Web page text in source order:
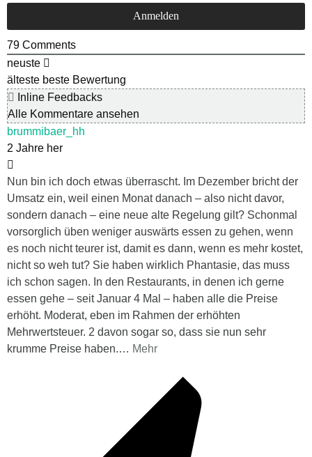
79 Comments
neuste
älteste beste Bewertung
Inline Feedbacks
Alle Kommentare ansehen
brummibaer_hh
2 Jahre her
Nun bin ich doch etwas überrascht. Im Dezember bricht der
Umsatz ein, weil einen Monat danach – also nicht davor,
sondern danach – eine neue alte Regelung gilt? Schonmal
vorsorglich üben weniger auswärts essen zu gehen, wenn
es noch nicht teurer ist, damit es dann, wenn es mehr kostet,
nicht so weh tut? Sie haben wirklich Phantasie, das muss
ich schon sagen. In den Restaurants, in denen ich gerne
essen gehe – seit Januar 4 Mal – haben alle die Preise
erhöht. Moderat, eben im Rahmen der erhöhten
Mehrwertsteuer. 2 davon sogar so, dass sie nun sehr
krumme Preise haben.… Mehr